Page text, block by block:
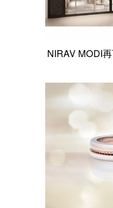
NIRAV MODI